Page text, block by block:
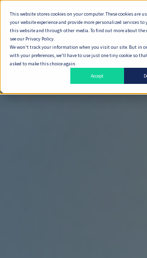
This website stores cookies on your computer. These cookies are
your website experience and provide more personalized services to
this website and through other media. To find out more about the
see our Privacy Policy.
We won't track your information when you visit our site. But in
with your preferences, we'll have to use just one tiny cookie so
asked to make this choice again.
Accept